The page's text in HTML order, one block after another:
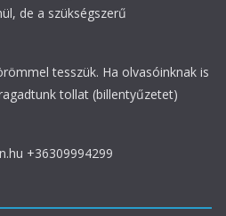
de a szükségszerű
tesszük. Ha olvasóinknak is
tollat (billentyűzetet)
+36309994299